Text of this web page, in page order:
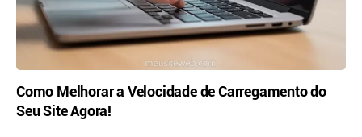
Como Melhorar a Velocidade de Carregamento do
Seu Site Agora!